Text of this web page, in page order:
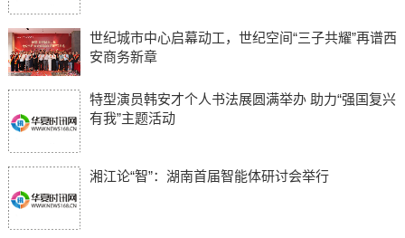
世纪城市中心启幕动工，世纪空间“三子共耀”再谱西
安商务新章
特型演员韩安才个人书法展圆满举办 助力“强国复兴
有我”主题活动
湘江论“智”：湖南首届智能体研讨会举行